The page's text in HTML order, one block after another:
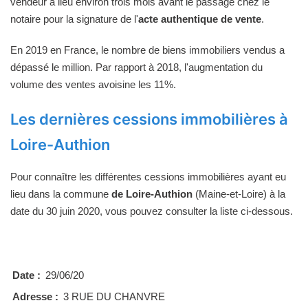
notaire pour la signature de l'acte authentique de vente.
En 2019 en France, le nombre de biens immobiliers vendus a
dépassé le million. Par rapport à 2018, l'augmentation du
volume des ventes avoisine les 11%.
Les dernières cessions immobilières à
Loire-Authion
Pour connaître les différentes cessions immobilières ayant eu
lieu dans la commune de Loire-Authion (Maine-et-Loire) à la
date du 30 juin 2020, vous pouvez consulter la liste ci-dessous.
Date : 29/06/20
Adresse : 3 RUE DU CHANVRE